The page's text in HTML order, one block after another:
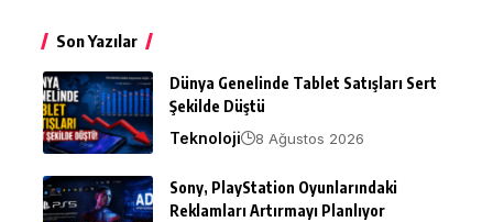
Son Yazılar
Dünya Genelinde Tablet Satışları Sert
Şekilde Düştü
Teknoloji
8 Ağustos 2026
Sony, PlayStation Oyunlarındaki
Reklamları Artırmayı Planlıyor